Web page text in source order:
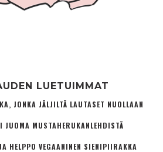
LUETUIMMAT
JONKA JÄLJILTÄ LAUTASET NUOLLAAN
JUOMA MUSTAHERUKANLEHDISTÄ
HELPPO VEGAANINEN SIENIPIIRAKKA